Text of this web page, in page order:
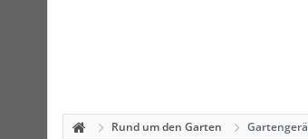
Rund um den Garten